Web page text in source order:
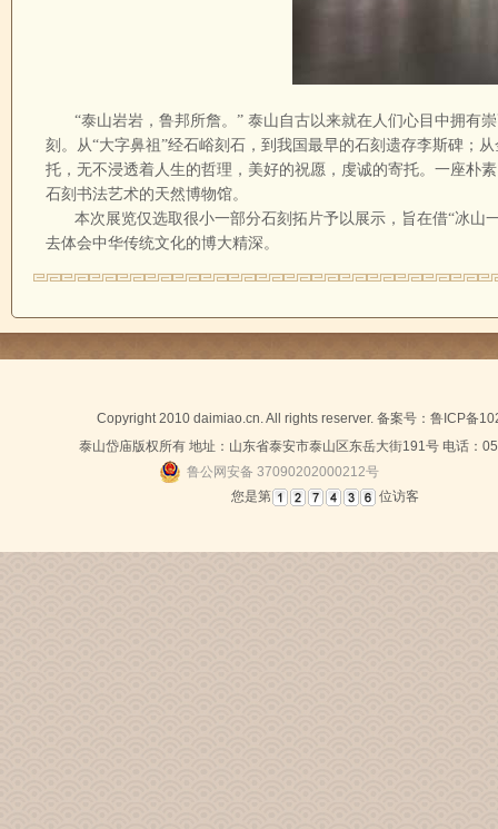
“泰山岩岩，鲁邦所詹。” 泰山自古以来就在人们心目中拥有
刻。从“大字鼻祖”经石峪刻石，到我国最早的石刻遗存李斯碑；
托，无不浸透着人生的哲理，美好的祝愿，虔诚的寄托。一座朴
石刻书法艺术的天然博物馆。
本次展览仅选取很小一部分石刻拓片予以展示，旨在借“冰
去体会中华传统文化的博大精深。
Copyright 2010 daimiao.cn. All rights reserver. 备案号： 鲁ICP备
泰山岱庙版权所有 地址：山东省泰安市泰山区东岳大街191号 电话：
鲁公网安备 37090202000212号
您是第
位访客